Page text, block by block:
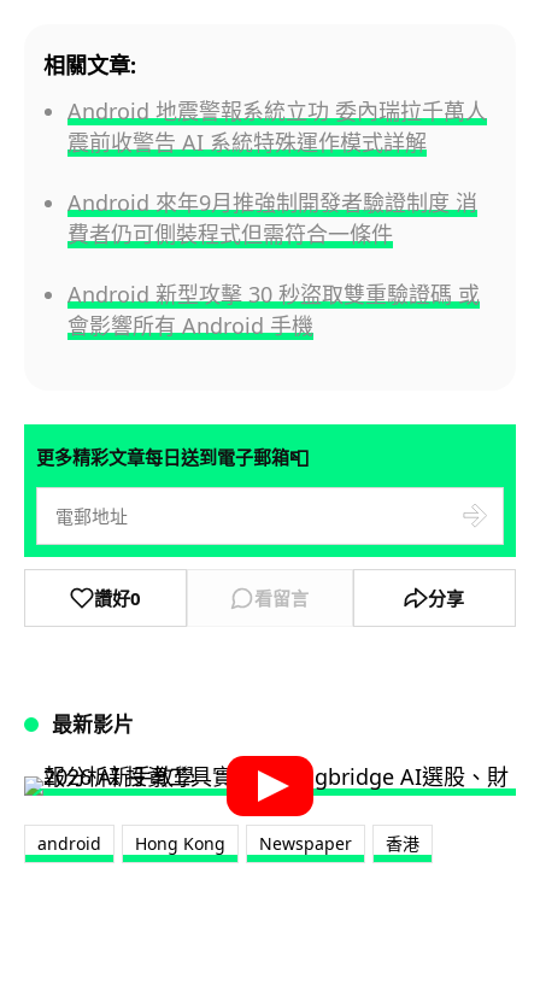
相關文章:
Android 地震警報系統立功 委內瑞拉千萬人
震前收警告 AI 系統特殊運作模式詳解
Android 來年9月推強制開發者驗證制度 消
費者仍可側裝程式但需符合一條件
Android 新型攻擊 30 秒盜取雙重驗證碼 或
會影響所有 Android 手機
更多精彩文章每日送到電子郵箱📮
讚好0 看留言 分享
最新影片
android Hong Kong Newspaper 香港